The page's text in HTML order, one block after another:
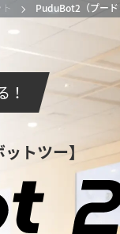
PuduBot2（プード
！
トツー】